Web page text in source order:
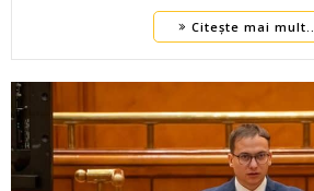
Citește mai mult..